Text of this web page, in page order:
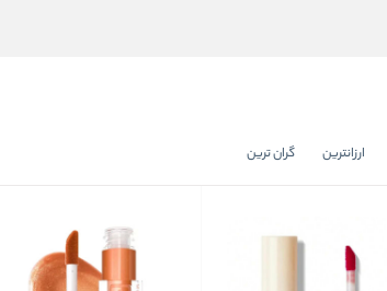
ارزانترین گران ترین